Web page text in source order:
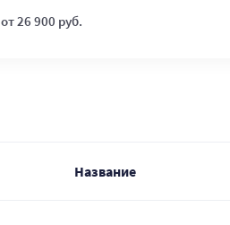
от 26 900 руб.
Название